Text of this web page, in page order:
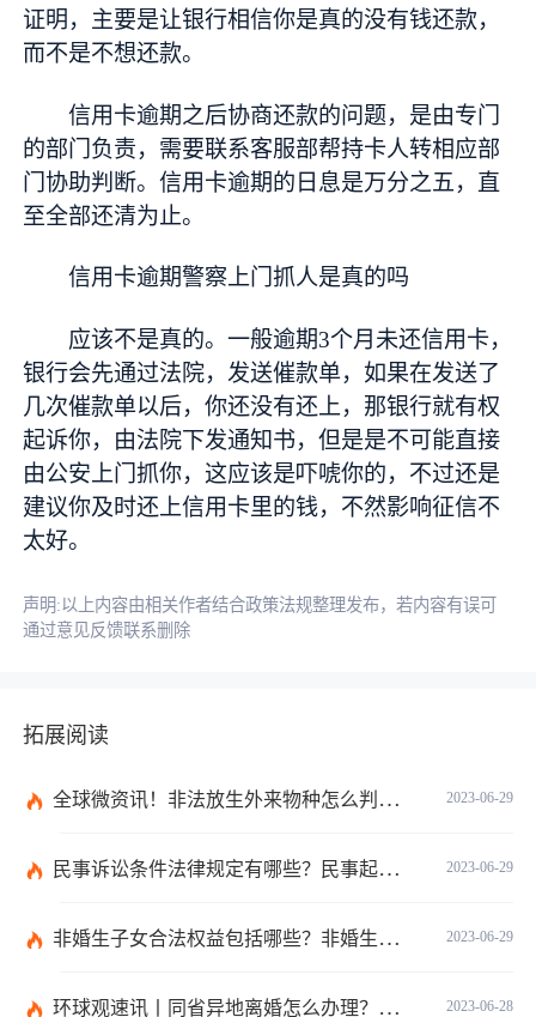
证明，主要是让银行相信你是真的没有钱还款，
而不是不想还款。
信用卡逾期之后协商还款的问题，是由专门
的部门负责，需要联系客服部帮持卡人转相应部
门协助判断。信用卡逾期的日息是万分之五，直
至全部还清为止。
信用卡逾期警察上门抓人是真的吗
应该不是真的。一般逾期3个月未还信用卡，
银行会先通过法院，发送催款单，如果在发送了
几次催款单以后，你还没有还上，那银行就有权
起诉你，由法院下发通知书，但是是不可能直接
由公安上门抓你，这应该是吓唬你的，不过还是
建议你及时还上信用卡里的钱，不然影响征信不
太好。
声明:以上内容由相关作者结合政策法规整理发布，若内容有误可
通过意见反馈联系删除
拓展阅读
2023-06-29
全球微资讯！非法放生外来物种怎么判？放生归哪个部门管？
2023-06-29
民事诉讼条件法律规定有哪些？民事起诉的流程的是怎样的？
2023-06-29
非婚生子女合法权益包括哪些？非婚生子女继承财产的条件是什么？ 全球热点评
2023-06-28
环球观速讯丨同省异地离婚怎么办理？夫妻异地离婚须准备哪些资料？